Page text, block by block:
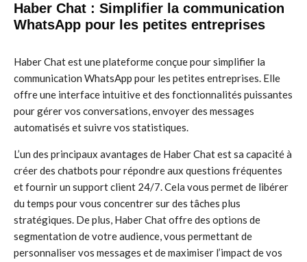
Haber Chat : Simplifier la communication
WhatsApp pour les petites entreprises
Haber Chat est une plateforme conçue pour simplifier la
communication WhatsApp pour les petites entreprises. Elle
offre une interface intuitive et des fonctionnalités puissantes
pour gérer vos conversations, envoyer des messages
automatisés et suivre vos statistiques.
L’un des principaux avantages de Haber Chat est sa capacité à
créer des chatbots pour répondre aux questions fréquentes
et fournir un support client 24/7. Cela vous permet de libérer
du temps pour vous concentrer sur des tâches plus
stratégiques. De plus, Haber Chat offre des options de
segmentation de votre audience, vous permettant de
personnaliser vos messages et de maximiser l’impact de vos